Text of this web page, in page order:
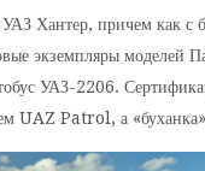
Хантер, причем как
экземпляры
УАЗ-2206.
UAZ Patrol, а